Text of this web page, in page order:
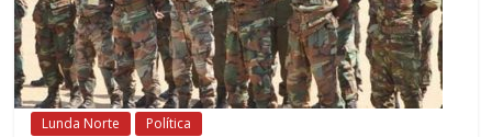
Lunda Norte Política